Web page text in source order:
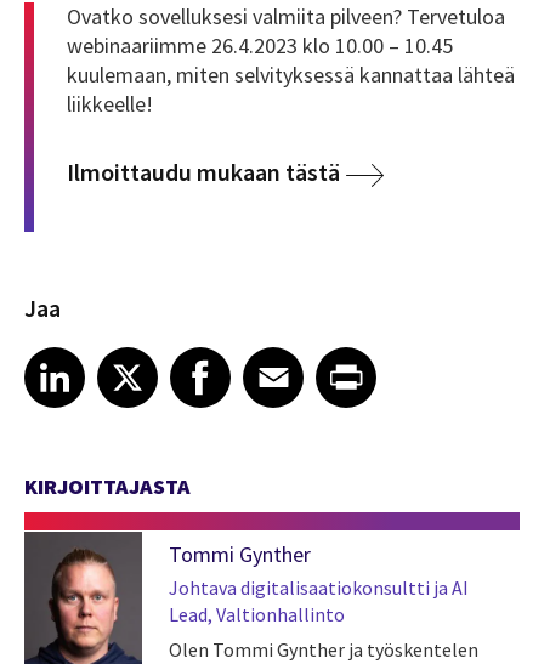
Ovatko sovelluksesi valmiita pilveen? Tervetuloa
webinaariimme 26.4.2023 klo 10.00 – 10.45
kuulemaan, miten selvityksessä kannattaa lähteä
liikkeelle!
Ilmoittaudu mukaan tästä
Jaa
Share article on LinkedIn
LinkedIn
Share article on XShare article on Facebook
Facebook
Share article on Email
EmailShare article on Print
KIRJOITTAJASTA
Tommi Gynther
Johtava digitalisaatiokonsultti ja AI
Lead, Valtionhallinto
Olen Tommi Gynther ja työskentelen